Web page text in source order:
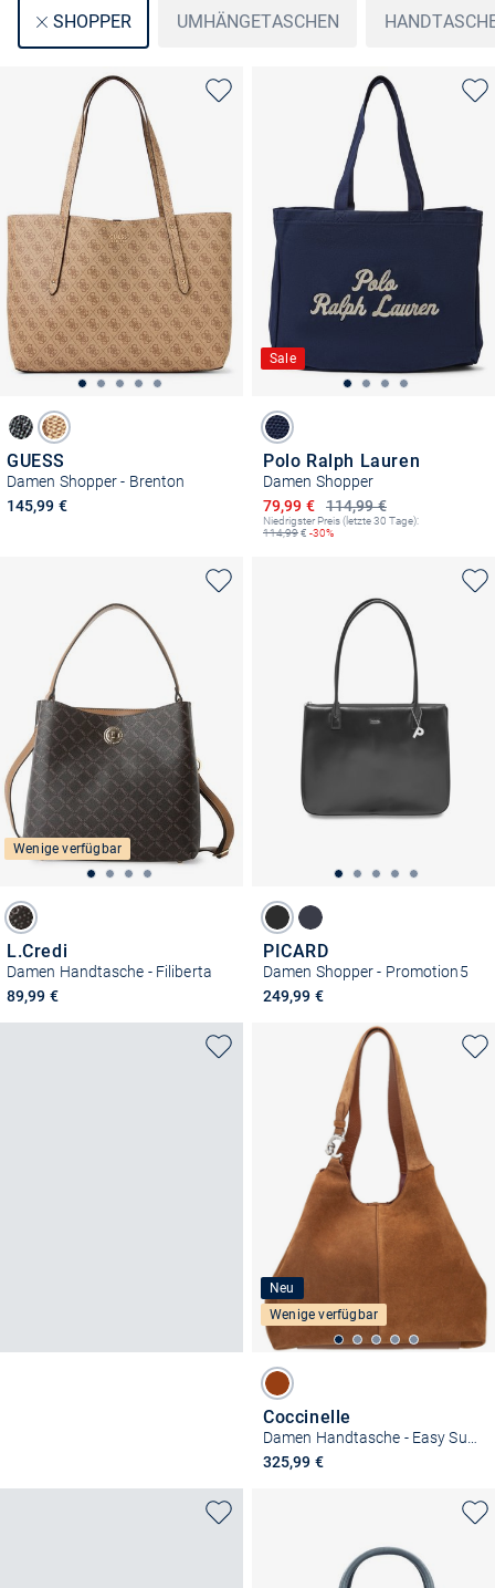
SHOPPER UMHÄNGETASCHEN
GUESS
Damen Shopper - Brenton
145,99 €
Sale
Polo Ralph Lauren
Damen Shopper
114,99 €
Ermäßigter Preis
79,99 €
Niedrigster Preis (letzte 30 Tage):
114,99€ -30%
Wenige verfügbar
L.Credi
Damen Handtasche - Filiberta
89,99 €
PICARD
Damen Shopper - Promotion5
249,99 €
Neu
Wenige verfügbar
Coccinelle
325,99 €